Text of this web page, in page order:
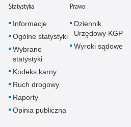
Statystyka
Informacje
Ogólne statystyki
Wybrane
statystyki
Kodeks karny
Ruch drogowy
Raporty
Opinia publiczna
Prawo
Dziennik
Urzędowy KGP
Wyroki sądowe